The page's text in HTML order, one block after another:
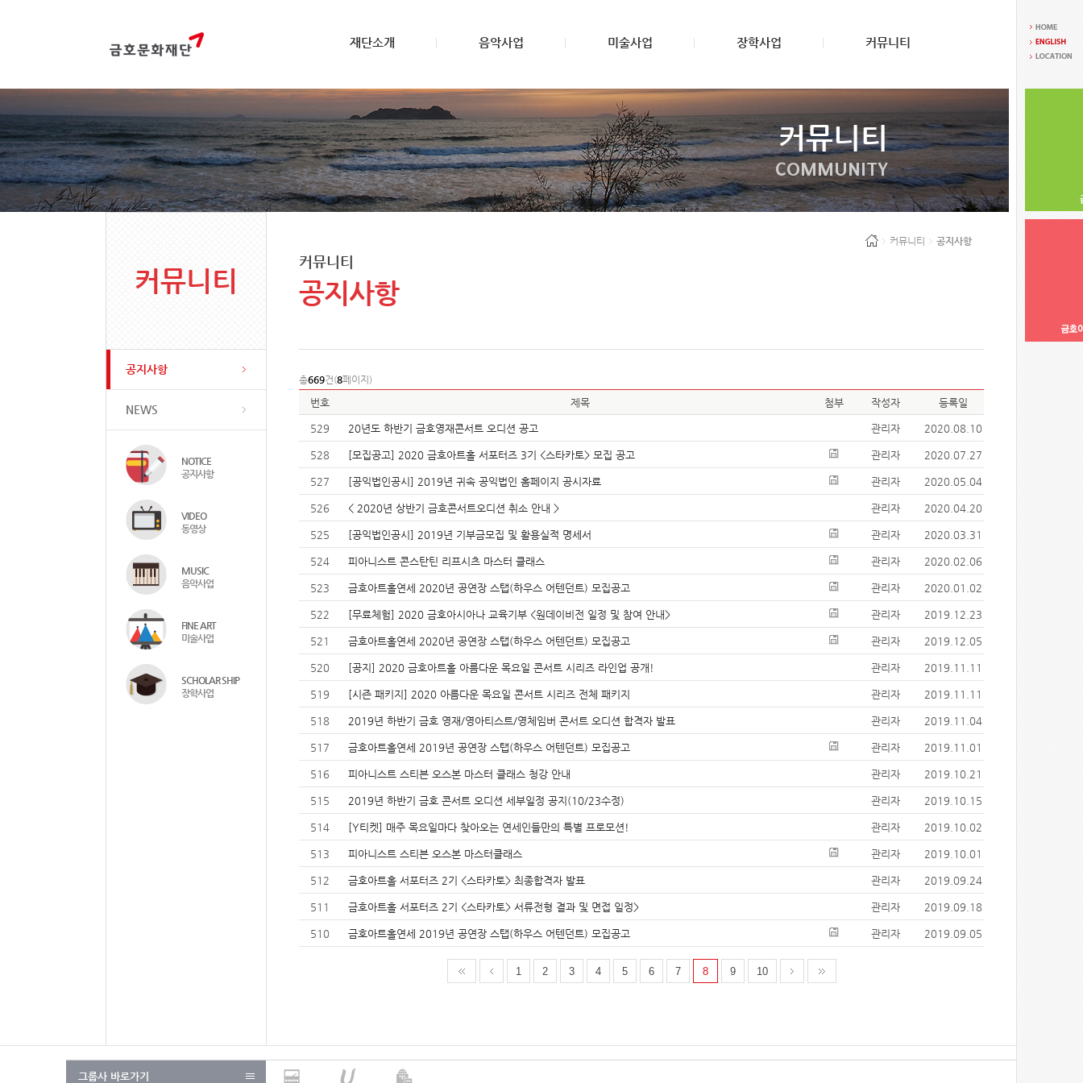
재단소개 음악사업 미술사업 장학사업 커뮤니티
커뮤니티
COMMUNITY
커뮤니티
공지사항
NEWS
NOTICE
공지사항
VIDEO
동영상
MUSIC
음악사업
FINE ART
미술사업
SCHOLAR SHIP
장학사업
커뮤니티 공지사항
커뮤니티
공지사항
총669건(8페이지)
번호 제목 첨부 작성자 등록일
529 20년도 하반기 금호영재콘서트 오디션 공고 관리자 2020.08.10
528 [모집공고] 2020 금호아트홀 서포터즈 3기 <스타카토> 모집 공고 관리자 2020.07.27
527 [공익법인공시] 2019년 귀속 공익법인 홈페이지 공시자료 관리자 2020.05.04
526 < 2020년 상반기 금호콘서트오디션 취소 안내 > 관리자 2020.04.20
525 [공익법인공시] 2019년 기부금모집 및 활용실적 명세서 관리자 2020.03.31
524 피아니스트 콘스탄틴 리프시츠 마스터 클래스 관리자 2020.02.06
523 금호아트홀연세 2020년 공연장 스탭(하우스 어텐던트) 모집공고 관리자 2020.01.02
522 [무료체험] 2020 금호아시아나 교육기부 <원데이비전 일정 및 참여 안내> 관리자 2019.12.23
521 금호아트홀연세 2020년 공연장 스탭(하우스 어텐던트) 모집공고 관리자 2019.12.05
520 [공지] 2020 금호아트홀 아름다운 목요일 콘서트 시리즈 라인업 공개! 관리자 2019.11.11
519 [시즌 패키지] 2020 아름다운 목요일 콘서트 시리즈 전체 패키지 관리자 2019.11.11
518 2019년 하반기 금호 영재/영아티스트/영체임버 콘서트 오디션 합격자 발표 관리자 2019.11.04
517 금호아트홀연세 2019년 공연장 스탭(하우스 어텐던트) 모집공고 관리자 2019.11.01
516 피아니스트 스티븐 오스본 마스터 클래스 청강 안내 관리자 2019.10.21
515 2019년 하반기 금호 콘서트 오디션 세부일정 공지(10/23수정) 관리자 2019.10.15
514 [Y티켓] 매주 목요일마다 찾아오는 연세인들만의 특별 프로모션! 관리자 2019.10.02
513 피아니스트 스티븐 오스본 마스터클래스 관리자 2019.10.01
512 금호아트홀 서포터즈 2기 <스타카토> 최종합격자 발표 관리자 2019.09.24
511 금호아트홀 서포터즈 2기 <스타카토> 서류전형 결과 및 면접 일정> 관리자 2019.09.18
510 금호아트홀연세 2019년 공연장 스탭(하우스 어텐던트) 모집공고 관리자 2019.09.05
1 2 3 4 5 6 7 8 9 10
그룹사 바로가기